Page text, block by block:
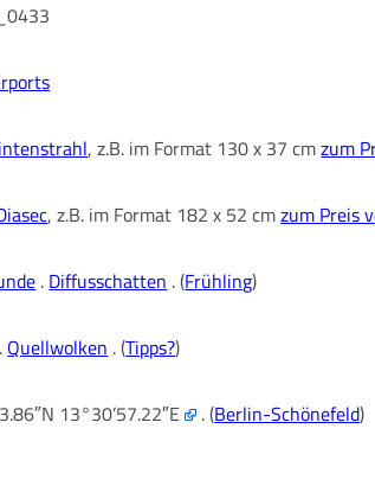
, z.B. im Format 130 x 37 cmzum
, z.B. im Format 182 x 52 cmzum Preis
. Diffusschatten . (Frühling)
. Quellwolken . (Tipps?)
13°30’57.22″E . (Berlin-Schönefeld)